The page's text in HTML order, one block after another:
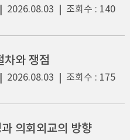
2026.08.03 조회수 : 140
차와 쟁점
2026.08.03 조회수 : 175
의회외교의 방향